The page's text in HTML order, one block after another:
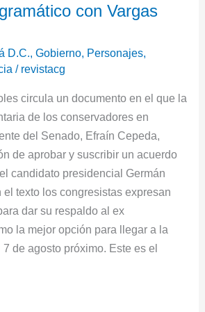
con Vargas
D.C.,Gobierno, Personajes,
/ revistacg
circula un documento en el que la
de los conservadores en
del Senado, Efraín Cepeda,
de aprobar y suscribir un acuerdo
candidato presidencial Germán
texto los congresistas expresan
dar su respaldo al ex
la mejor opción para llegar a la
de agosto próximo. Este es el